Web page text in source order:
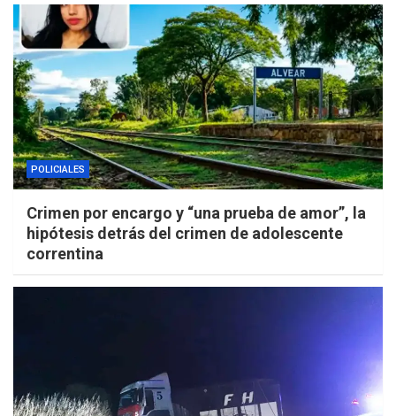
POLICIALES
Crimen por encargo y “una prueba de amor”, la
hipótesis detrás del crimen de adolescente
correntina